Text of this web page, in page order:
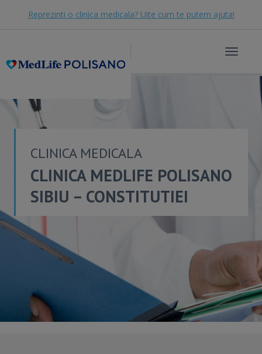
Reprezinti o clinica medicala? Uite cum te putem ajuta!
Toggle
CLINICA MEDICALA
CLINICA MEDLIFE POLISANO
SIBIU – CONSTITUTIEI